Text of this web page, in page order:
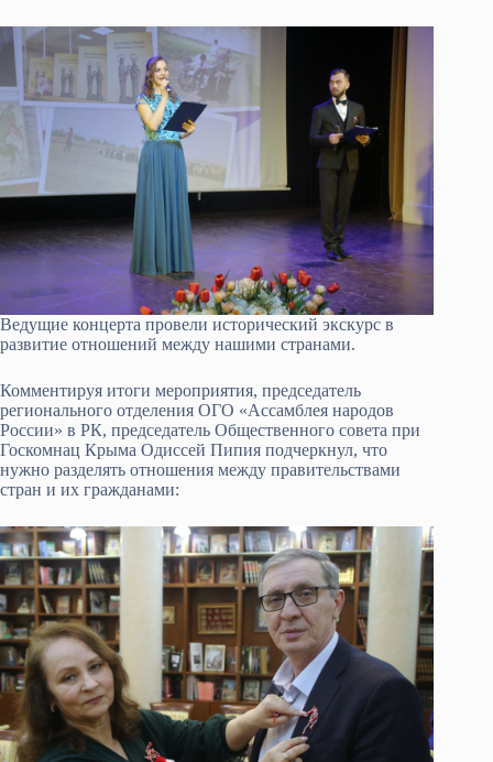
Ведущие концерта провели исторический экскурс в
развитие отношений между нашими странами.
Комментируя итоги мероприятия, председатель
регионального отделения ОГО «Ассамблея народов
России» в РК, председатель Общественного совета при
Госкомнац Крыма Одиссей Пипия подчеркнул, что
нужно разделять отношения между правительствами
стран и их гражданами: